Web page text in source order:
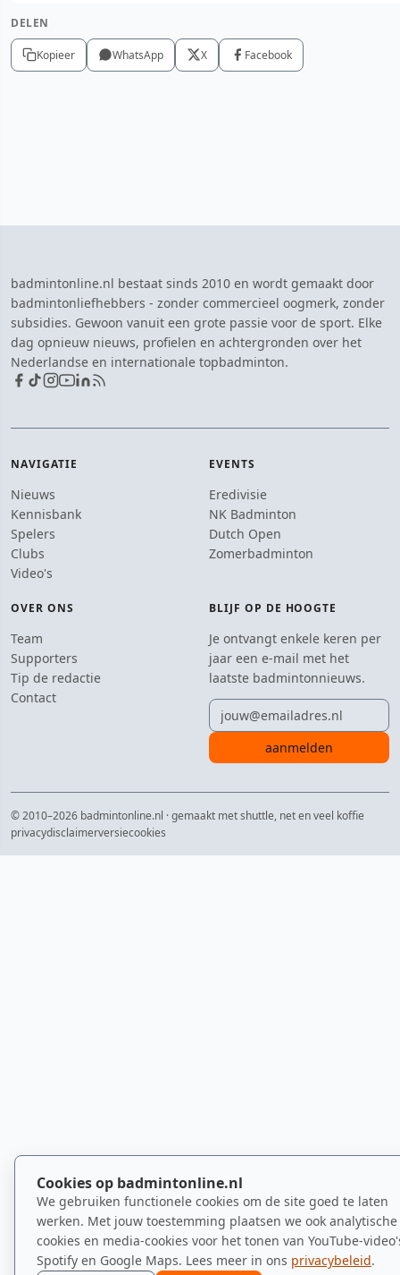
Cookies op badmintonline.nl
We gebruiken functionele cookies om de site goed te laten
werken. Met jouw toestemming plaatsen we ook analytische
cookies en media-cookies voor het tonen van YouTube-
Spotify en Google Maps. Lees meer in ons privacybeleid.
DELEN
Kopieer WhatsApp X Facebook
badmintonline.nl bestaat sinds 2010 en wordt gemaakt door
badmintonliefhebbers - zonder commercieel oogmerk, zonder
subsidies. Gewoon vanuit een grote passie voor de sport. Elke
dag opnieuw nieuws, profielen en achtergronden over het
Nederlandse en internationale topbadminton.
NAVIGATIE
Nieuws
Kennisbank
Spelers
Clubs
Video's
EVENTS
Eredivisie
NK Badminton
Dutch Open
Zomerbadminton
OVER ONS
Team
Supporters
Tip de redactie
Contact
BLIJF OP DE HOOGTE
Je ontvangt enkele keren per
jaar een e-mail met het
laatste badmintonnieuws.
E-mailadres
aanmelden
© 2010–2026 badmintonline.nl · gemaakt met shuttle, net en veel koffie
privacydisclaimerversiecookies